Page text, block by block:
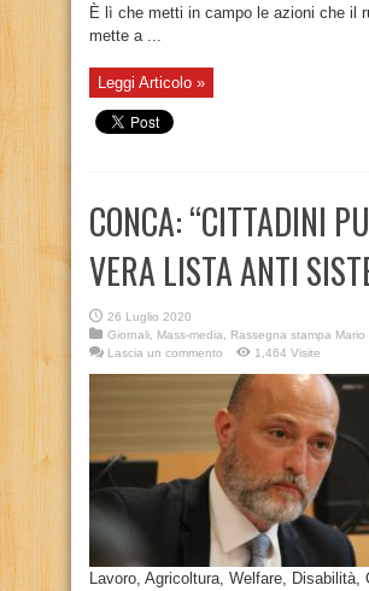
È lì che metti in campo le azioni che il
mette a ...
Leggi Articolo »
CONCA: “CITTADINI
VERA LISTA ANTI
26 Luglio 2020
Giornali
Mass-media
Rassegna stampa Mario
Lascia un commento
1,464 Visite
Lavoro, Agricoltura, Welfare, Disabilità,